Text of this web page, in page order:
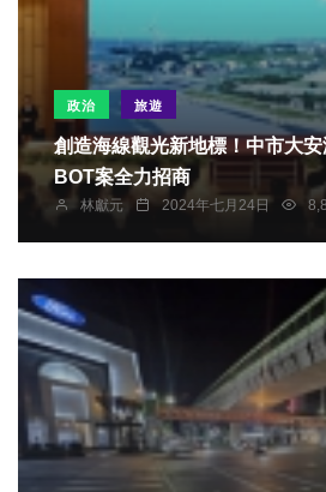
政治 旅遊
創造海線觀光新地標！中市大
BOT案全力招商
林獻元 2024年七月24日